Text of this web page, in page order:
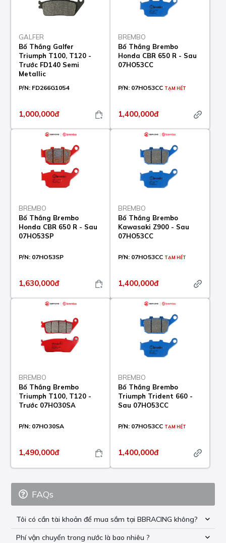
GALFER
Bố Thắng Galfer
Triumph T100, T120 -
Trước FD140 Semi
Metallic
P/N: FD266G1054
1,000,000đ
BREMBO
Bố Thắng Brembo
Honda CBR 650 R - Sau
07HO53CC
P/N: 07HO53CC TẠM HẾT
1,400,000đ
BREMBO
Bố Thắng Brembo
Honda CBR 650 R - Sau
07HO53SP
P/N: 07HO53SP
1,630,000đ
BREMBO
Bố Thắng Brembo
Kawasaki Z900 - Sau
07HO53CC
P/N: 07HO53CC TẠM HẾT
1,400,000đ
BREMBO
Bố Thắng Brembo
Triumph T100, T120 -
Trước 07HO30SA
P/N: 07HO30SA
1,490,000đ
BREMBO
Bố Thắng Brembo
Triumph Trident 660 -
Sau 07HO53CC
P/N: 07HO53CC TẠM HẾT
1,400,000đ
FAQs
Tôi có cần tài khoản để mua sắm tại BBRACING không?
Phí vận chuyển trong nước là bao nhiêu ?